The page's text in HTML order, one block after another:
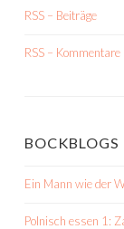
RSS – Beiträge
RSS – Kommentare
Ein Mann wie der
Polnisch essen 1: